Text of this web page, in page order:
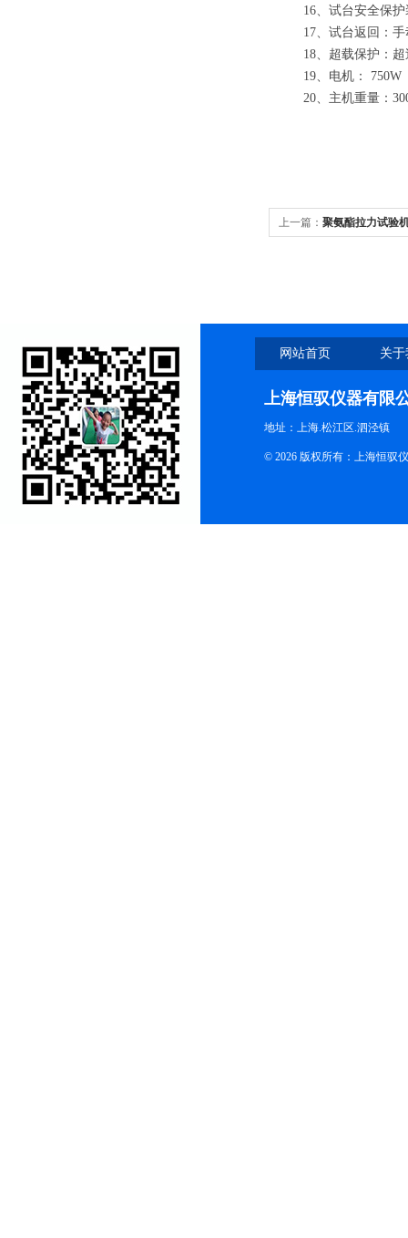
16、试台安全保护
17、试台返回：手
18、超载保护：超
19、电机： 750W
20、主机重量：
上一篇： 聚氨酯拉力试验
网站首页 关
上海恒驭仪器有限
地址：上海.松江区.泗泾镇
© 2026 版权所有：上海恒驭